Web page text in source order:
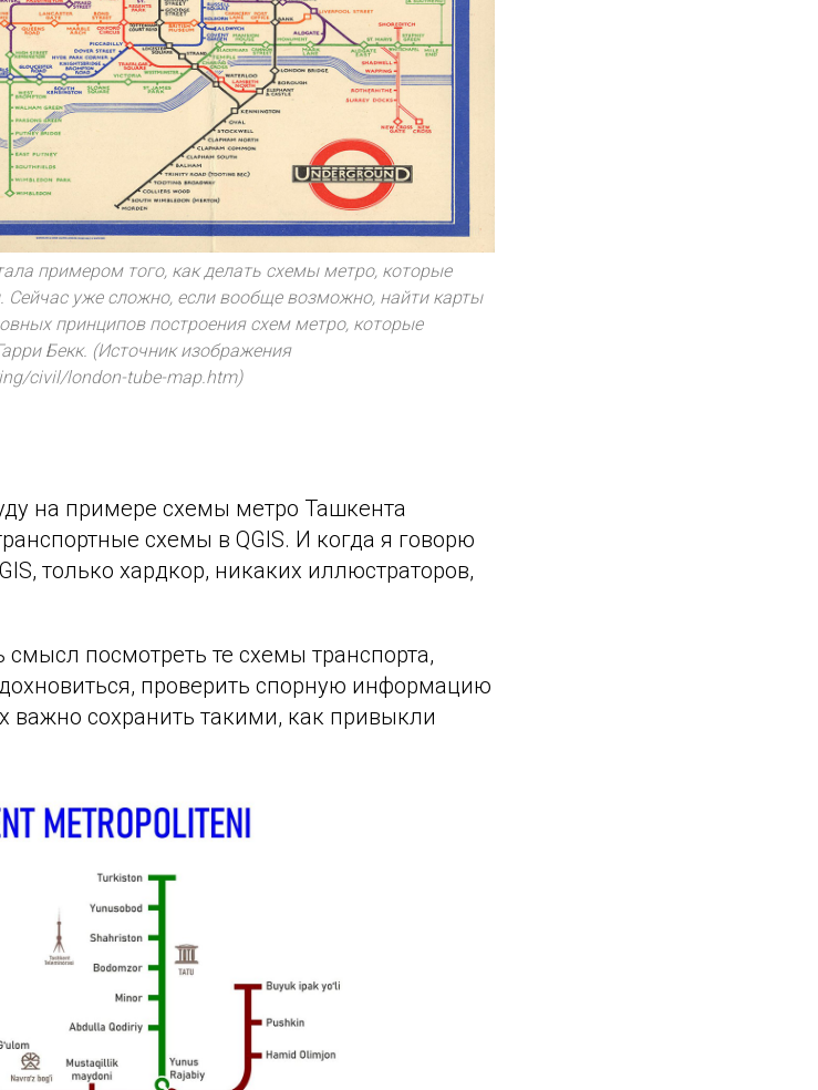
примером того, как делать схемы метро, которые
уже сложно, если вообще возможно, найти карты
принципов построения схем метро, которые
Бекк. (Источник изображения
civil/london-tube-map.htm)
на примере схемы метро Ташкента
схемы в QGIS. И когда я говорю
только хардкор, никаких иллюстраторов,
смысл посмотреть те схемы транспорта,
проверить спорную информацию
важно сохранить такими, как привыкли